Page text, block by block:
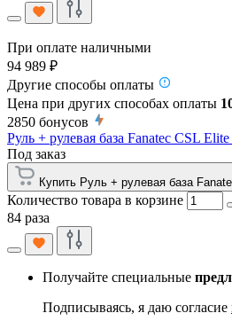
При оплате наличными
94 989 ₽
Другие способы оплаты
Цена при других способах оплаты
2850 бонусов
Руль + рулевая база Fanatec CSL
Под заказ
Купить Руль + рулевая база
Количество товара в корзине
84 раза
Получайте специальные
Подписываясь, я даю согласие